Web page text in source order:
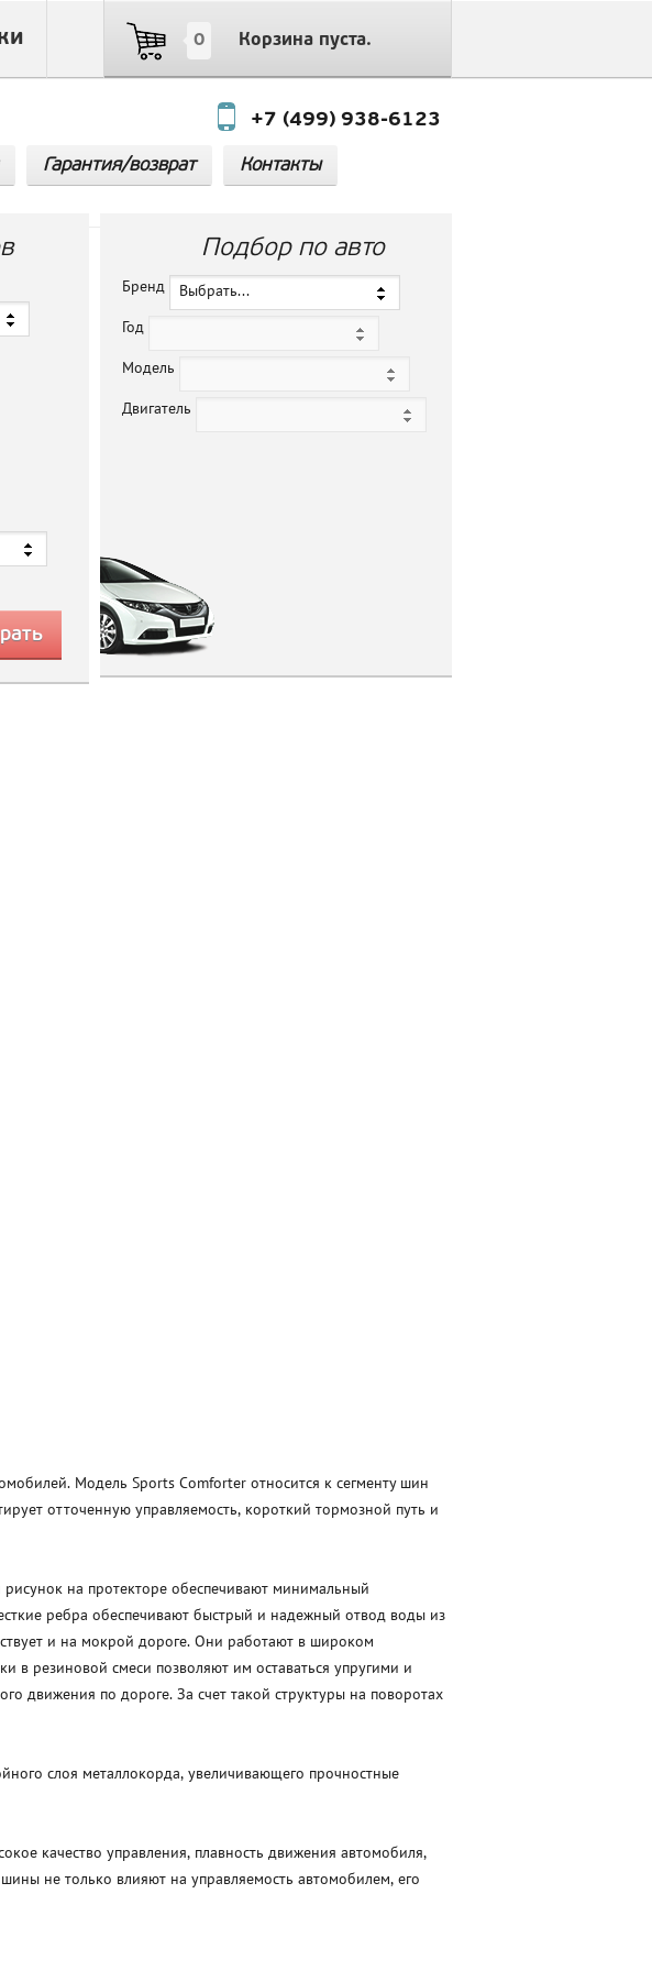
0 Корзина пуста.
+7 (499) 938-6123
Гарантия/возврат Контакты
Подбор по авто
Бренд Выбрать...
Год
Модель
Двигатель
Модель Sports Comforter относится к сегменту шин
отточенную управляемость, короткий тормозной путь и
на протекторе обеспечивают минимальный
ребра обеспечивают быстрый и надежный отвод воды из
и на мокрой дороге. Они работают в широком
в резиновой смеси позволяют им оставаться упругими и
движения по дороге. За счет такой структуры на поворотах
слоя металлокорда, увеличивающего прочностные
качество управления, плавность движения автомобиля,
не только влияют на управляемость автомобилем, его